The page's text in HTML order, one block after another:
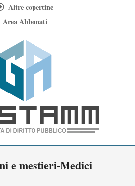
Altre copertine
Area Abbonati
e mestieri-Medici